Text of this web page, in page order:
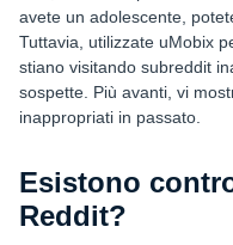
avete un adolescente,
Tuttavia, utilizzate uMobix
stiano visitando subreddit
sospette. Più avanti, vi
inappropriati in passato.
Esistono
Reddit?